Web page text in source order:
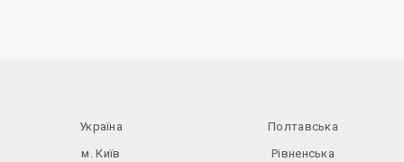
Україна
м. Київ
Полтавська
Рівненська